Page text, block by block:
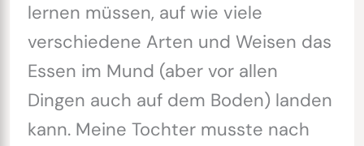
lernen müssen, auf wie viele
verschiedene Arten und Weisen das
Essen im Mund (aber vor allen
Dingen auch auf dem Boden) landen
kann. Meine Tochter musste nach